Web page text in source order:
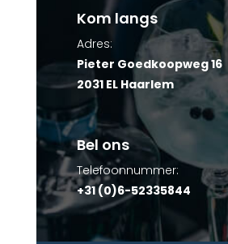
Kom langs
Adres:
Pieter Goedkoopweg 16
2031 EL Haarlem
Bel ons
Telefoonnummer:
+31 (0)6-52335844